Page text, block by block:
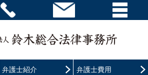
弁護士紹介 弁護士費用